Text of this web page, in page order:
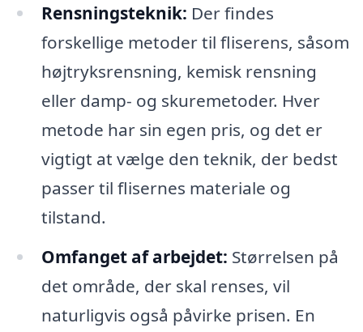
Rensningsteknik: Der findes
forskellige metoder til fliserens, såsom
højtryksrensning, kemisk rensning
eller damp- og skuremetoder. Hver
metode har sin egen pris, og det er
vigtigt at vælge den teknik, der bedst
passer til flisernes materiale og
tilstand.
Omfanget af arbejdet: Størrelsen på
det område, der skal renses, vil
naturligvis også påvirke prisen. En